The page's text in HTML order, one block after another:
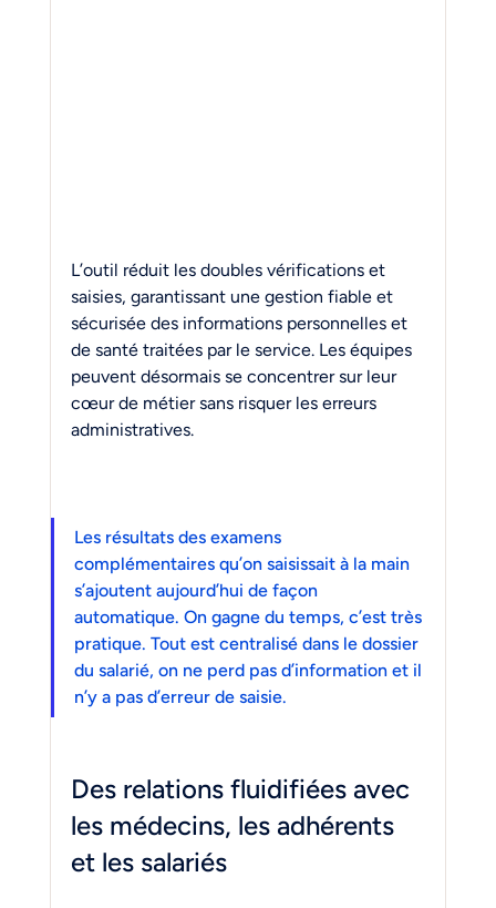
L’outil réduit les doubles vérifications et
saisies, garantissant une gestion fiable et
sécurisée des informations personnelles et
de santé traitées par le service. Les équipes
peuvent désormais se concentrer sur leur
cœur de métier sans risquer les erreurs
administratives.
Les résultats des examens
complémentaires qu’on saisissait à la main
s’ajoutent aujourd’hui de façon
automatique. On gagne du temps, c’est très
pratique. Tout est centralisé dans le dossier
du salarié, on ne perd pas d’information et il
n’y a pas d’erreur de saisie.
Des relations fluidifiées avec
les médecins, les adhérents
et les salariés